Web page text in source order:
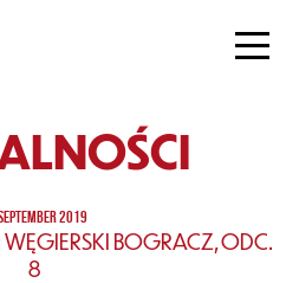
2019
BOGRACZ, ODC.
8